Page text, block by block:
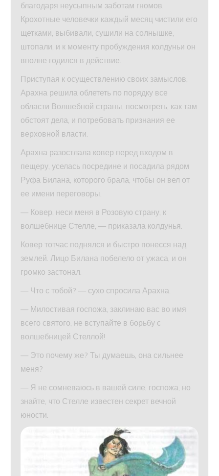
благодаря неусыпным заботам гномов.
Крохотные человечки каждый месяц чистили его
щетками, выбивали, сушили на солнышке,
штопали, и к моменту пробуждения колдуньи он
вполне годился в действие.
Приступая к осуществлению своих замыслов,
Арахна решила облететь по порядку все
области Волшебной страны, посмотреть, как там
обстоят дела, и потребовать признания ее
верховной власти.
Арахна разостлала ковер перед входом в
пещеру, уселась посредине и посадила рядом
Руфа Билана, которого брала, чтобы он вел от
ее имени переговоры.
— Ковер, неси меня в Розовую страну, к
волшебнице Стелле, — приказала колдунья.
Ковер тотчас поднялся и быстро понесся над
землей. Лицо Билана побелело от ужаса, и он
громко застонал.
— Что с тобой? — сухо спросила Арахна.
— Милостивая госпожа, заклинаю вас во имя
всего святого, не вступайте в борьбу с
волшебницей Стеллой!
— Это почему же? Ты думаешь, она сильнее
меня?
— Я не сомневаюсь в вашей силе, госпожа, но
знайте, что Стелле известен секрет вечной
юности.